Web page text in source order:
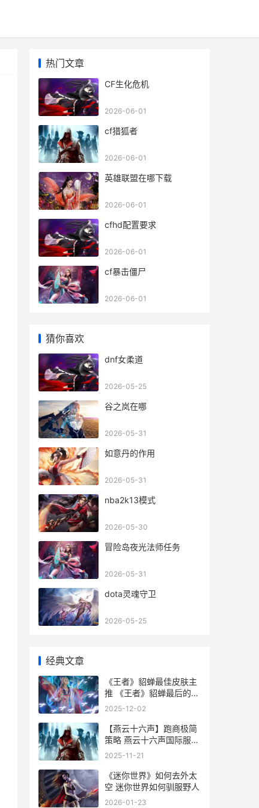
热门文章
CF生化危机
2026-06-01
cf猎狐者
2026-06-01
英雄联盟在哪下载
2026-06-01
cfhd配置要求
2026-06-01
cf暴击僵尸
2026-06-01
猜你喜欢
dnf女柔道
2026-05-25
谷之岚在哪
2026-05-31
如意丹的作用
2026-05-31
nba2k13模式
2026-05-30
冒险岛夜光法师任务
2026-05-31
dota灵魂守卫
2026-05-25
经典文章
《王者》貂蝉最佳皮肤主
推 《王者》貂蝉最后的结
局
2025-12-02
【燕云十六声】跑商极简
策略 燕云十六声国际服下
载
2025-11-21
《迷你世界》如何去外太
空 迷你世界如何驯服野人
2026-01-23